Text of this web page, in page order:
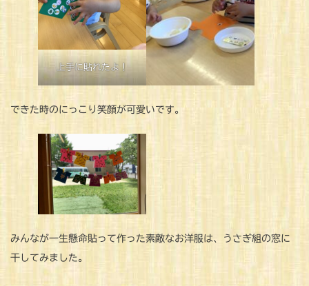
上手に貼れたよ！
できた時のにっこり笑顔が可愛いです。
みんなが一生懸命貼って作った素敵なお洋服は、うさぎ組の窓に
干してみました。